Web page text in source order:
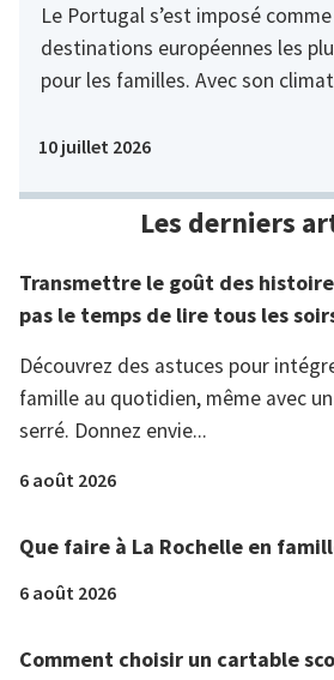
Le Portugal s’est imposé comme
destinations européennes les
pour les familles. Avec son
10 juillet 2026
Les derniers
Transmettre le goût des
pas le temps de lire tous les
Découvrez des astuces pour
famille au quotidien, même avec
serré. Donnez envie...
6 août 2026
Que faire à La Rochelle en
6 août 2026
Comment choisir un cartable